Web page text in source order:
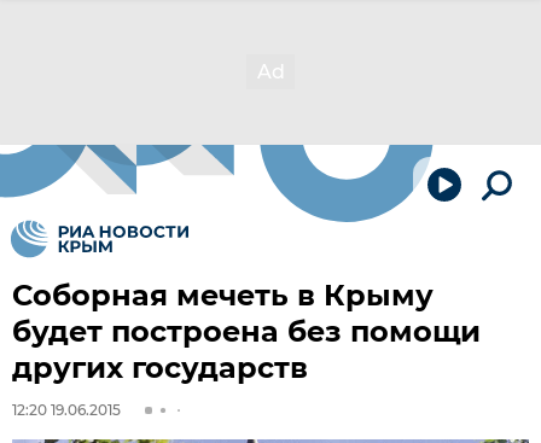
Соборная мечеть в Крыму
будет построена без помощи
других государств
12:20 19.06.2015